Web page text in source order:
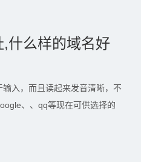
什么样的域名好
入，而且读起来发音清晰，不
、、qq等现在可供选择的
来讲是最自然，最易记的。